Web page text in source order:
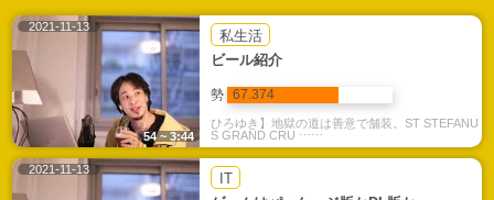
2021-11-13
私生活
ビール紹介
勢 67.374
ひろゆき】地獄の道は善意で舗装。ST STEFANU
S GRAND CRU ⋯⋯
54 ~ 3:44
2021-11-13
IT